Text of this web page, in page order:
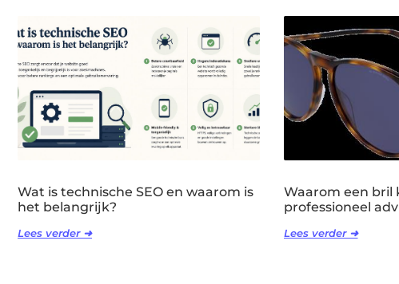
Wat is technische SEO en waarom is
het belangrijk?
Lees verder ➜
Waarom een bril
professioneel
Lees verder ➜